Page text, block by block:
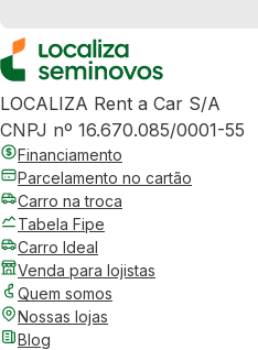
LOCALIZA Rent a Car S/A
CNPJ nº 16.670.085/0001-55
Financiamento
Parcelamento no cartão
Carro na troca
Tabela Fipe
Carro Ideal
Venda para lojistas
Quem somos
Nossas lojas
Blog